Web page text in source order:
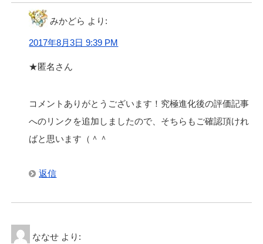
みかどら より:
2017年8月3日 9:39 PM
★匿名さん
コメントありがとうございます！究極進化後の評価記事
へのリンクを追加しましたので、そちらもご確認頂けれ
ばと思います（＾＾
返信
ななせ より: